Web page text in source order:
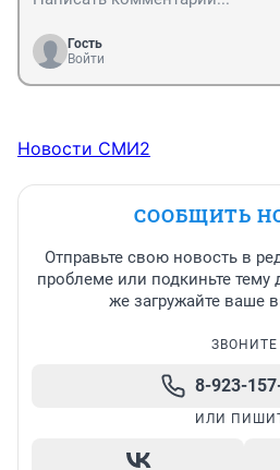
Гость
Войти
Новости СМИ2
СООБЩИТЬ
Отправьте свою новость в
проблеме или подкиньте
же загружайте ваше
ЗВОНИТЕ
8-923-
ИЛИ